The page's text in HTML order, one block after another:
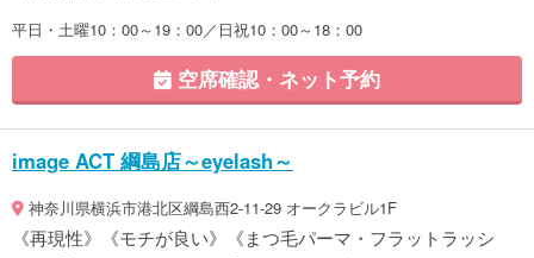
平日・土曜10：00～19：00／日祝10：00～18：00
空席確認・ネット予約
image ACT 綱島店～eyelash～
神奈川県横浜市港北区綱島西2-11-29 オークラビル1F
《再現性》《モチが良い》《まつ毛パーマ・フラットラッシ